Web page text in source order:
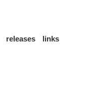
releases
links